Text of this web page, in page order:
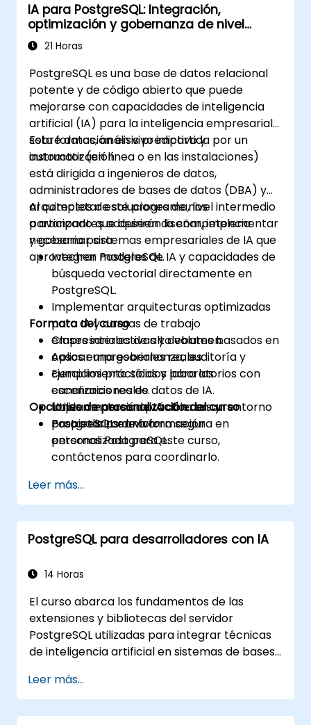
IA para PostgreSQL: Integración,
optimización y gobernanza de nivel
empresarial
21 Horas
PostgreSQL es una base de datos relacional
potente y de código abierto que puede
mejorarse con capacidades de inteligencia
artificial (IA) para la inteligencia empresarial
sobre datos, análisis predictivo y
automatización.
Esta formación en vivo impartida por un
instructor (en línea o en las instalaciones)
está dirigida a ingenieros de datos,
administradores de bases de datos (DBA) y
arquitectos de soluciones de nivel intermedio
a avanzado que deseen diseñar, implementar
y gobernar sistemas empresariales de IA que
aprovechen PostgreSQL.
Al completar este programa, los
participantes adquirirán la competencia
necesaria para:
Integrar modelos de IA y capacidades de
búsqueda vectorial directamente en
PostgreSQL.
Implementar arquitecturas optimizadas
para IA y cargas de trabajo
empresariales de alto volumen.
Aplicar una gobernanza, auditoría y
cumplimiento sólidos para las
canalizaciones de datos de IA.
Utilizar marcos de IA abiertos y
propietarios de forma segura en
entornos PostgreSQL.
Formato del curso
Clases interactivas y debates basados en
casos empresariales reales.
Ejercicios prácticos y laboratorios con
escenarios reales.
Implementación práctica en un entorno
PostgreSQL en vivo.
Opciones de personalización del curso
Para solicitar una formación
personalizada para este curso,
contáctenos para coordinarlo.
Leer más...
PostgreSQL para desarrolladores con IA
14 Horas
El curso abarca los fundamentos de las
extensiones y bibliotecas del servidor
PostgreSQL utilizadas para integrar técnicas
de inteligencia artificial en sistemas de bases
semántica basada en vectores de
incrustación (embedding), consultas de texto
a SQL y Generación Aumentada por
Leer más...